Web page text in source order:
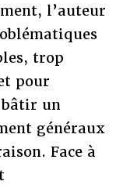
l’auteur
trop
pour
un
généraux
Face à